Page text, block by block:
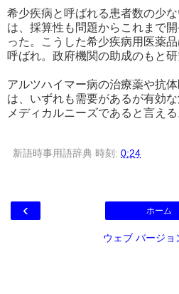
希少疾病と呼ばれる患者数の少
は、採算性も問題からこれまで
った。こうした希少疾病用医薬
呼ばれ。政府機関の助成のもと研
アルツハイマー病の治療薬や抗
は、いずれも需要があるが有効
メディカルニーズであると言える
新語時事用語辞典 時刻: 0:24
‹ ホーム
ウェブ バージョ